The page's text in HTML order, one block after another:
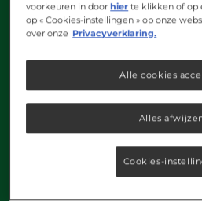
voorkeuren in doorhier te klikken of op
op « Cookies-instellingen » op onze
over onze Privacyverklaring.
Alles
Alle cookies
Cookies-